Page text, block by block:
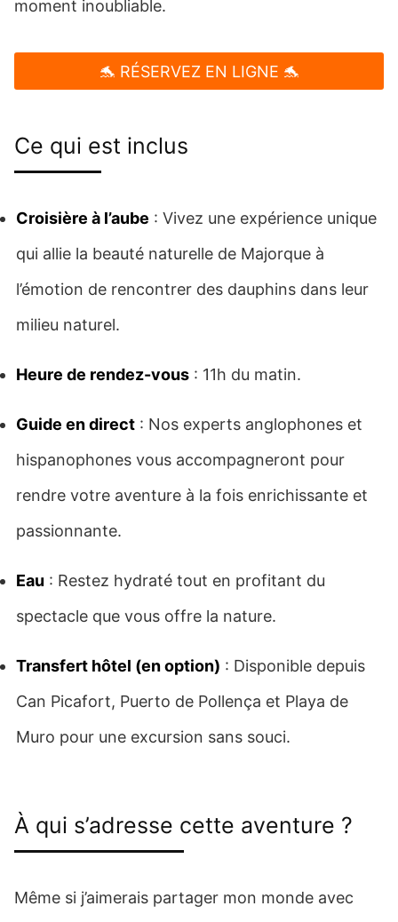
moment inoubliable.
🐬 RÉSERVEZ EN LIGNE 🐬
Ce qui est inclus
Croisière à l’aube : Vivez une expérience unique
qui allie la beauté naturelle de Majorque à
l’émotion de rencontrer des dauphins dans leur
milieu naturel.
Heure de rendez-vous : 11h du matin.
Guide en direct : Nos experts anglophones et
hispanophones vous accompagneront pour
rendre votre aventure à la fois enrichissante et
passionnante.
Eau : Restez hydraté tout en profitant du
spectacle que vous offre la nature.
Transfert hôtel (en option) : Disponible depuis
Can Picafort, Puerto de Pollença et Playa de
Muro pour une excursion sans souci.
À qui s’adresse cette aventure ?
Même si j’aimerais partager mon monde avec